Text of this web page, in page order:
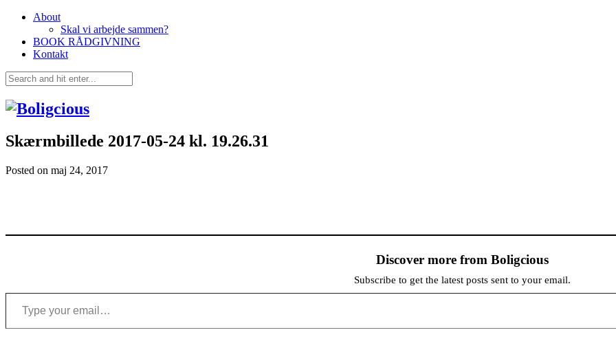
About
Skal vi arbejde sammen?
BOOK RÅDGIVNING
Kontakt
Skærmbillede 2017-05-24 kl. 19.26.31
Posted on maj 24, 2017
Discover more from Boligcious
Subscribe to get the latest posts sent to your email.
Type your email…